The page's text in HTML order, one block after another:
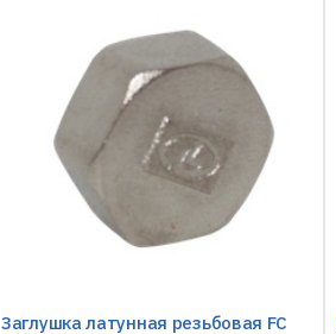
Заглушка латунная резьбовая FC